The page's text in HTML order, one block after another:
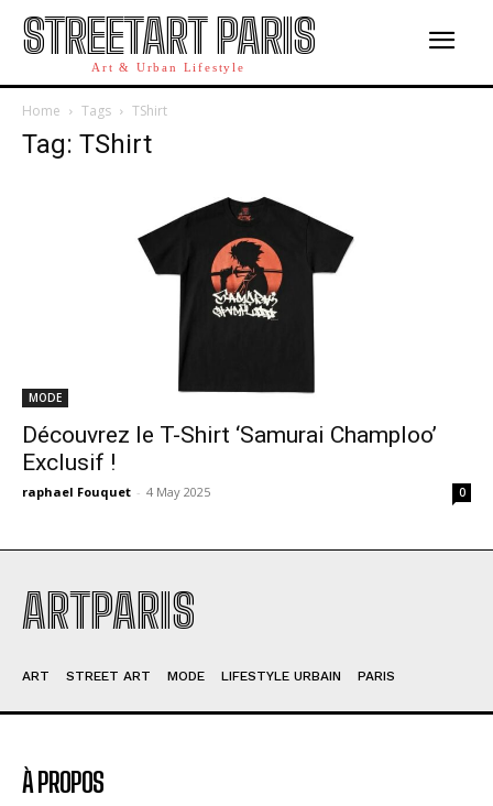
STREETART PARIS
Art & Urban Lifestyle
Home Tags TShirt
Tag: TShirt
MODE
Découvrez le T-Shirt ‘Samurai Champloo’
Exclusif !
raphael Fouquet - 4 May 2025 0
ARTPARIS
ART STREET ART MODE LIFESTYLE URBAIN PARIS
À PROPOS